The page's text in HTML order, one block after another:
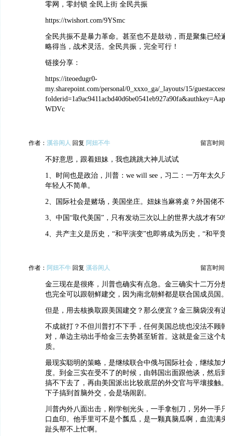
零网，零封锁 全民上街 全民共振
https://twishort.com/9YSmc
全民共振不是暴力革命。甚至也不是鼓动，而是聚集已经
略得当，战术灵活。全民共振，完全可行！
链接分享：
https://iteoedugr0-
my.sharepoint.com/personal/0_xxxo_ga/_layouts/15/
WDVc
作者： 溪谷闲人 回复 阿妞不牛 留言时间
不好意思，跟着妞妹，我也跳跳大神儿试试
1、时间也是政治，川普：we will see，习二：一万年太久
年轻人不简单。
2、国际社会是赌场，美国坐庄。妞妹当麻将桌？外国佬
3、中国“取代美国”，只有发动三次以上的世界大战才有
4、共产主义是历史，“和平演变”也即将成为历史，“和平
作者： 阿妞不牛 回复 溪谷闲人 留言时间
金三现在是很疼，川普也确实有点急。金三确实十二万分
也完全可以跟朝鲜建交，因为南北朝鲜都是联合国成员国
但是，用去核换取跟美国建交？那么便宜？金三脑袋没有
不成就打？不但川普打不下手，任何美国总统也没法不顾
对，单边主动出手给金三去势甚至斩首。这就是金三这个
质。
最现实聪明的策略，是继续联合中俄与国际社会，继续加
度。到金三实在受不了的时候，由韩国出面跟他谈，然后
搞不下去了，再由美国派出比较底层的外交官与平壤接触
下子搞到首脑外交，会是场闹剧。
川普内外八面出击，刚学刨光头，一手拿刨刀，另外一手
口血印。他手里可不是个瓢瓜，是一颗真脑瓜啊，血流满
趾头帮不上忙啊。